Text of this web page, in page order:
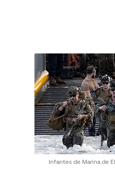
Infantes de Marina de